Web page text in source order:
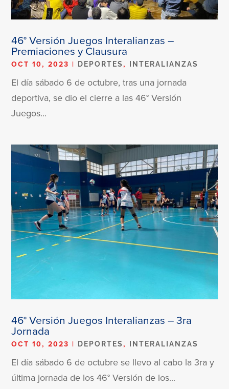
46° Versión Juegos Interalianzas –
Premiaciones y Clausura
OCT 10, 2023 | DEPORTES, INTERALIANZAS
El día sábado 6 de octubre, tras una jornada
deportiva, se dio el cierre a las 46° Versión
Juegos...
46° Versión Juegos Interalianzas – 3ra
Jornada
OCT 10, 2023 | DEPORTES, INTERALIANZAS
El día sábado 6 de octubre se llevo al cabo la 3ra y
última jornada de los 46° Versión de los...